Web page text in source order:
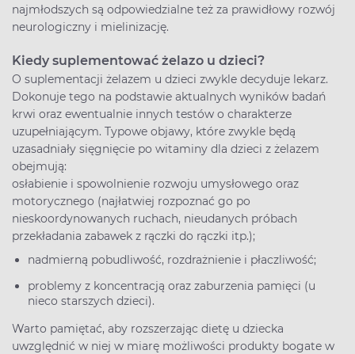
najmłodszych są odpowiedzialne też za prawidłowy rozwój
neurologiczny i mielinizację.
Kiedy suplementować żelazo u dzieci?
O suplementacji żelazem u dzieci zwykle decyduje lekarz.
Dokonuje tego na podstawie aktualnych wyników badań
krwi oraz ewentualnie innych testów o charakterze
uzupełniającym. Typowe objawy, które zwykle będą
uzasadniały sięgnięcie po witaminy dla dzieci z żelazem
obejmują:
osłabienie i spowolnienie rozwoju umysłowego oraz
motorycznego (najłatwiej rozpoznać go po
nieskoordynowanych ruchach, nieudanych próbach
przekładania zabawek z rączki do rączki itp.);
nadmierną pobudliwość, rozdrażnienie i płaczliwość;
problemy z koncentracją oraz zaburzenia pamięci (u
nieco starszych dzieci).
Warto pamiętać, aby rozszerzając dietę u dziecka
uwzględnić w niej w miarę możliwości produkty bogate w